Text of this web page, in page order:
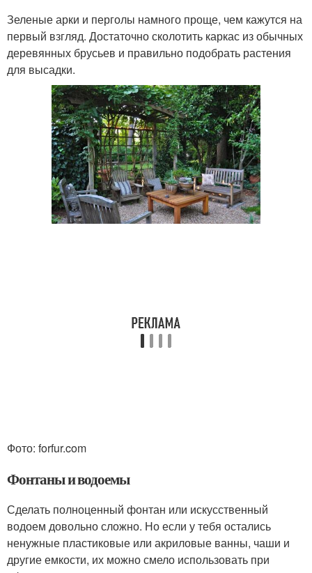
Зеленые арки и перголы намного проще, чем кажутся на
первый взгляд. Достаточно сколотить каркас из обычных
деревянных брусьев и правильно подобрать растения
для высадки.
Фото: forfur.com
Фонтаны и водоемы
Сделать полноценный фонтан или искусственный
водоем довольно сложно. Но если у тебя остались
ненужные пластиковые или акриловые ванны, чаши и
другие емкости, их можно смело использовать при